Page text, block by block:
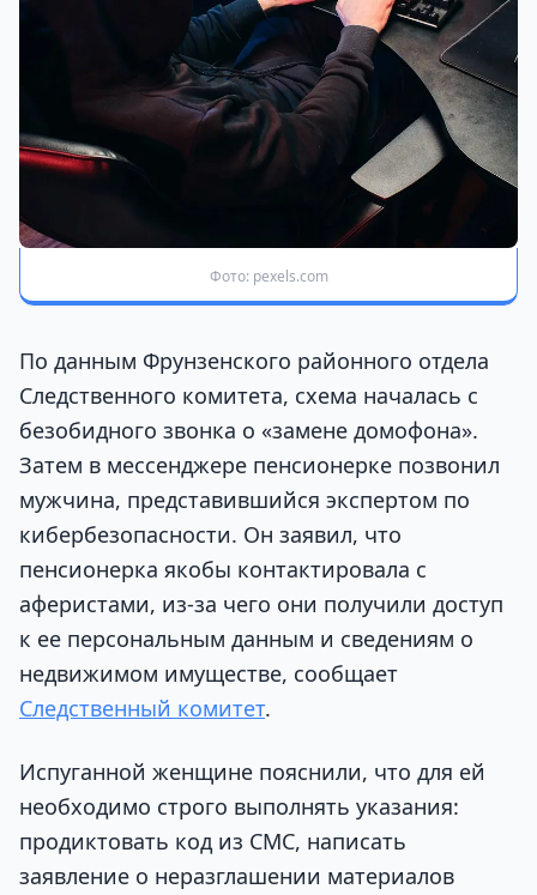
Фото: pexels.com
По данным Фрунзенского районного отдела
Следственного комитета, схема началась с
безобидного звонка о «замене домофона».
Затем в мессенджере пенсионерке позвонил
мужчина, представившийся экспертом по
кибербезопасности. Он заявил, что
пенсионерка якобы контактировала с
аферистами, из-за чего они получили доступ
к ее персональным данным и сведениям о
недвижимом имуществе, сообщает
Следственный комитет.
Испуганной женщине пояснили, что для ей
необходимо строго выполнять указания:
продиктовать код из СМС, написать
заявление о неразглашении материалов